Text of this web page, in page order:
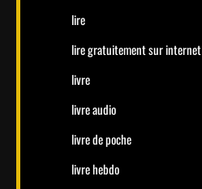
lire
lire gratuitement sur internet
livre
livre audio
livre de poche
livre hebdo